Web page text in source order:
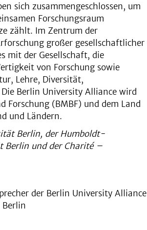
sich zusammengeschlossen, um
Forschungsraum
zählt. Im Zentrum der
großer gesellschaftlicher
mit der Gesellschaft, die
von Forschung sowie
Lehre, Diversität,
Berlin University Alliance wird
(BMBF) und dem Land
und Ländern.
Berlin, der Humboldt-
Berlin und der Charité –
der Berlin University Alliance
Berlin